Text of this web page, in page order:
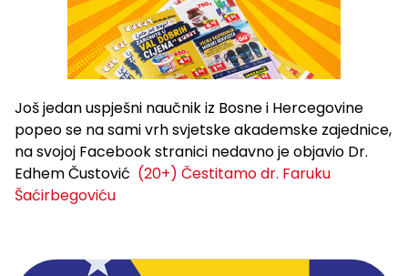
Još jedan uspješni naučnik iz Bosne i Hercegovine
popeo se na sami vrh svjetske akademske zajednice,
na svojoj Facebook stranici nedavno je objavio Dr.
Edhem Čustović (20+) Čestitamo dr. Faruku
Šaćirbegoviću